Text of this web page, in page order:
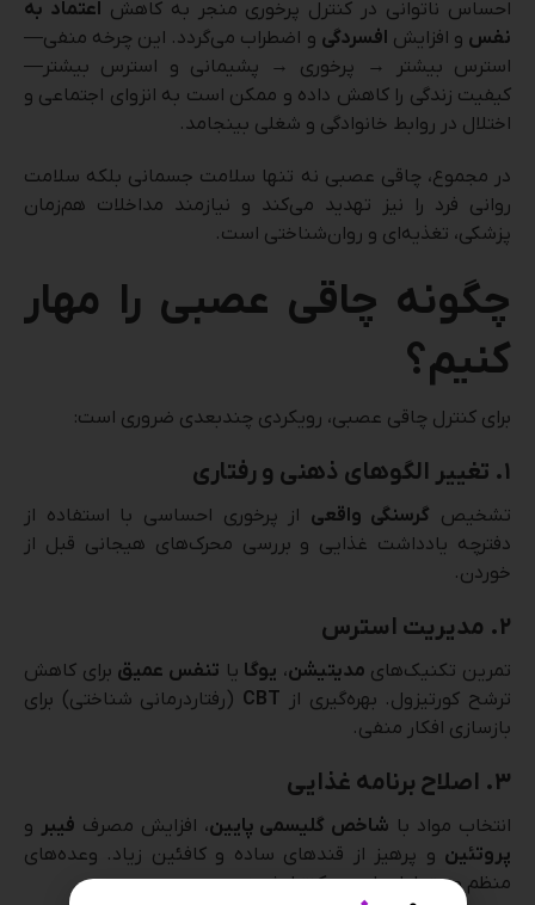
احساس ناتوانی در کنترل پرخوری منجر به کاهش اعتماد به
نفس و افزایش افسردگی و اضطراب می‌گردد. این چرخه منفی—
استرس بیشتر → پرخوری → پشیمانی و استرس بیشتر—
کیفیت زندگی را کاهش داده و ممکن است به انزوای اجتماعی و
اختلال در روابط خانوادگی و شغلی بینجامد.
در مجموع، چاقی عصبی نه تنها سلامت جسمانی بلکه سلامت
روانی فرد را نیز تهدید می‌کند و نیازمند مداخلات هم‌زمان
پزشکی، تغذیه‌ای و روان‌شناختی است.
چگونه چاقی عصبی را مهار
کنیم؟
برای کنترل چاقی عصبی، رویکردی چندبعدی ضروری است:
۱. تغییر الگوهای ذهنی و رفتاری
تشخیص گرسنگی واقعی از پرخوری احساسی با استفاده از
دفترچه یادداشت غذایی و بررسی محرک‌های هیجانی قبل از
خوردن.
۲. مدیریت استرس
تمرین تکنیک‌های مدیتیشن، یوگا یا تنفس عمیق برای کاهش
ترشح کورتیزول. بهره‌گیری از CBT (رفتاردرمانی شناختی) برای
بازسازی افکار منفی.
۳. اصلاح برنامه غذایی
انتخاب مواد با شاخص گلیسمی پایین، افزایش مصرف فیبر و
پروتئین و پرهیز از قندهای ساده و کافئین زیاد. وعده‌های
منظم و متعادل با حجم کنترل‌شده.